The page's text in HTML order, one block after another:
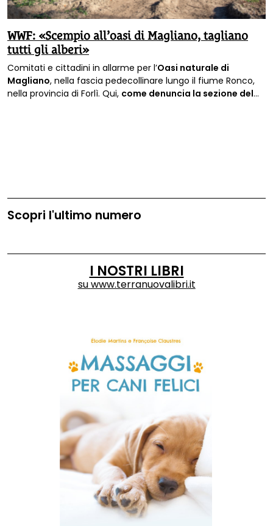
WWF: «Scempio all’oasi di Magliano, tagliano
tutti gli alberi»
Comitati e cittadini in allarme per l’Oasi naturale di
Magliano, nella fascia pedecollinare lungo il fiume Ronco,
nella provincia di Forlì. Qui, come denuncia la sezione del
Scopri l'ultimo numero
I NOSTRI LIBRI
suwww.terranuovalibri.it